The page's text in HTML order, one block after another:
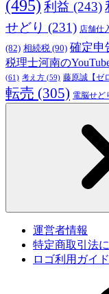
(495) 利益 (243)
せどり (231) 店舗仕
(82) 相続税 (90) 確定申
税理士河南の
(61) 考え方 (59) 藤原誠【ゼ
転売 (305) 電脳せど
運営者情報
特定商取引法
ロゴ利用ガイ